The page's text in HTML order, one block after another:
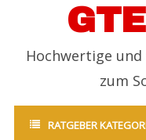
Hochwertige
zum
RATGEBER